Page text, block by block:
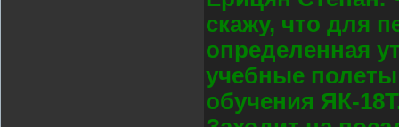
скажу, что для
определенная
учебные полеты
обучения ЯК-